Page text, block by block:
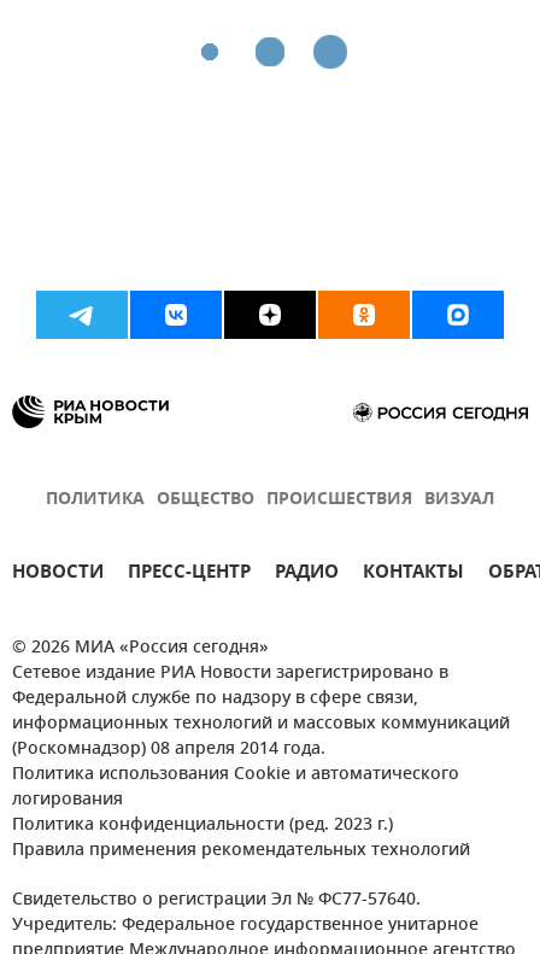
ПОЛИТИКА ОБЩЕСТВО ПРОИСШЕСТВИЯ ВИЗУАЛ
НОВОСТИ ПРЕСС-ЦЕНТР РАДИО КОНТАКТЫ
© 2026 МИА «Россия сегодня»
Сетевое издание РИА Новости зарегистрировано в
Федеральной службе по надзору в сфере связи,
информационных технологий и массовых коммуникаций
(Роскомнадзор) 08 апреля 2014 года.
Политика использования Cookie и автоматического
логирования
Политика конфиденциальности (ред. 2023 г.)
Правила применения рекомендательных технологий
Свидетельство о регистрации Эл № ФС77-57640.
Учредитель: Федеральное государственное унитарное